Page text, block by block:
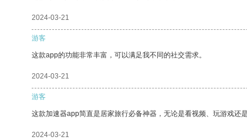
2024-03-21
游客
这款app的功能非常丰富，可以满足我不同的社交需求。
2024-03-21
游客
这款加速器app简直是居家旅行必备神器，无论是看视频、玩游戏
2024-03-21